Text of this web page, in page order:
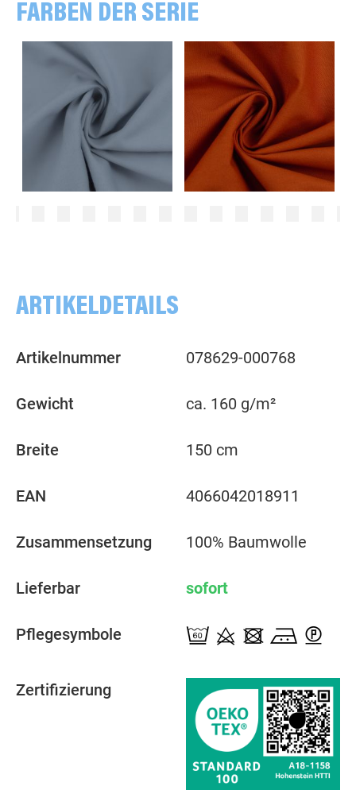
FARBEN DER SERIE
ARTIKELDETAILS
Artikelnummer 078629-000768
Gewicht ca. 160 g/m²
Breite 150 cm
EAN 4066042018911
Zusammensetzung 100% Baumwolle
Lieferbar sofort
Pflegesymbole
Zertifizierung